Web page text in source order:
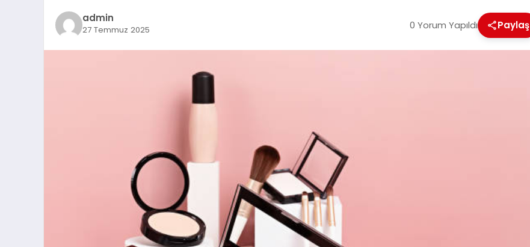
admin
27 Temmuz 2025 0 Yorum Yapıldı Paylaş